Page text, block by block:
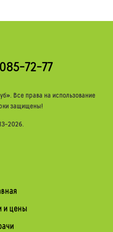
72-77
. Все права на использование
защищены!
2026.
и цены